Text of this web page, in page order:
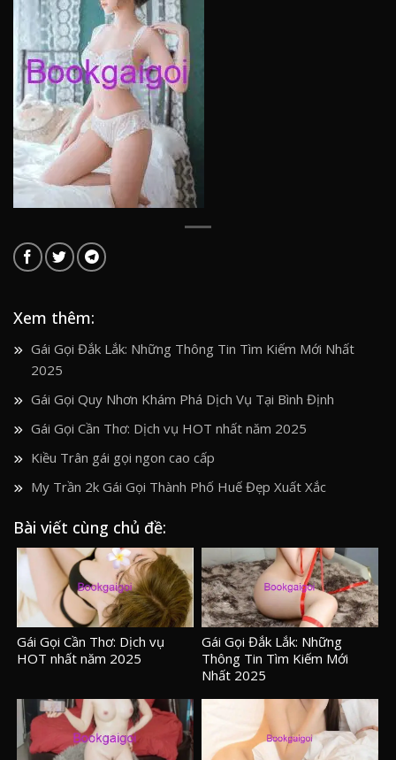
Xem thêm:
Gái Gọi Đắk Lắk: Những Thông Tin Tìm Kiếm Mới Nhất
2025
Gái Gọi Quy Nhơn Khám Phá Dịch Vụ Tại Bình Định
Gái Gọi Cần Thơ: Dịch vụ HOT nhất năm 2025
Kiều Trân gái gọi ngon cao cấp
My Trần 2k Gái Gọi Thành Phố Huế Đẹp Xuất Xắc
Bài viết cùng chủ đề:
Gái Gọi Cần Thơ: Dịch vụ
HOT nhất năm 2025
Gái Gọi Đắk Lắk: Những
Thông Tin Tìm Kiếm Mới
Nhất 2025